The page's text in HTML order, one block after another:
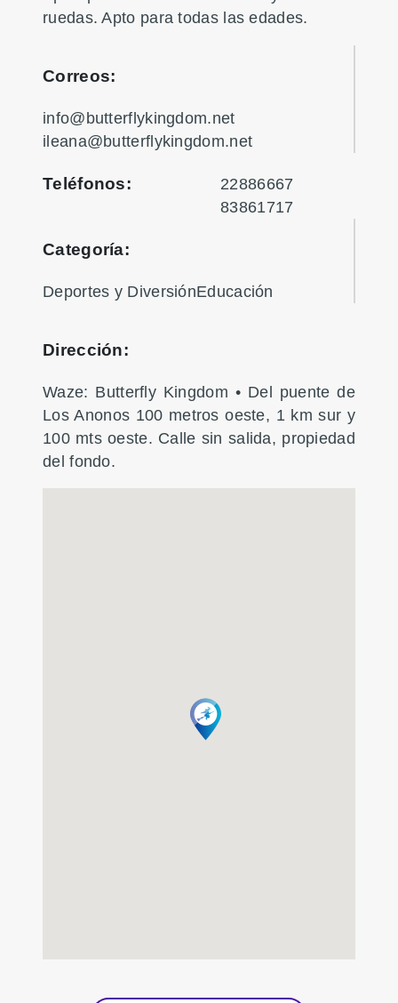
ruedas. Apto para todas las edades.
Correos:
info@butterflykingdom.net
ileana@butterflykingdom.net
Teléfonos:
22886667
83861717
Categoría:
Deportes y DiversiónEducación
Dirección:
Waze: Butterfly Kingdom • Del puente de
Los Anonos 100 metros oeste, 1 km sur y
100 mts oeste. Calle sin salida, propiedad
del fondo.